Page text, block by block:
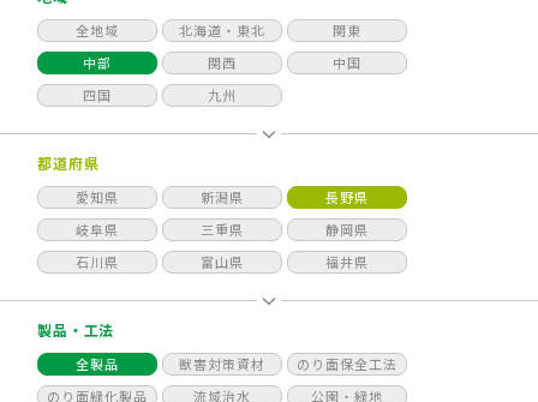
全地域 北海道・東北
関東
中部
関西
中国
四国
九州
都道府県
愛知県 新潟県
長野県
岐阜県
三重県
静岡県
石川県
富山県 福井県
製品・工法
全製品 獣害対策資材
のり面保全工法
のり面緑化製品
流域治水
公園・緑地